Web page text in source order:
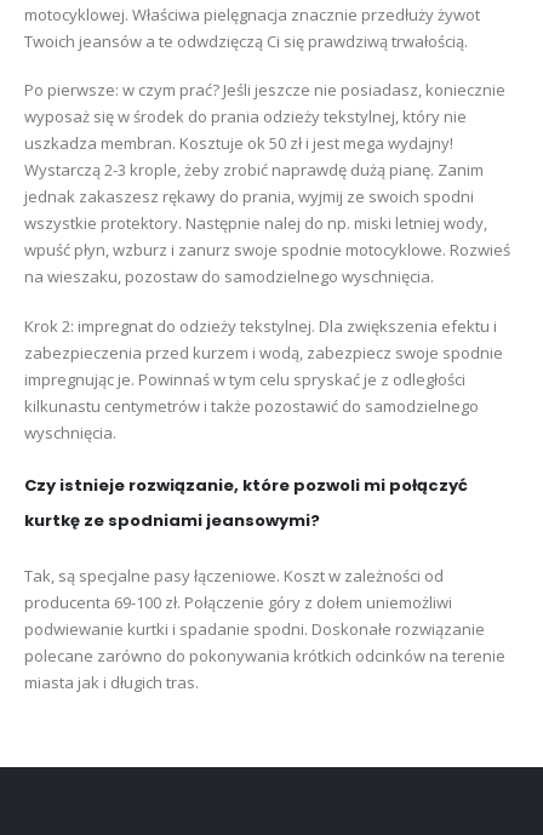
motocyklowej. Właściwa pielęgnacja znacznie przedłuży żywot
Twoich jeansów a te odwdzięczą Ci się prawdziwą trwałością.
Po pierwsze: w czym prać? Jeśli jeszcze nie posiadasz, koniecznie
wyposaż się w środek do prania odzieży tekstylnej, który nie
uszkadza membran. Kosztuje ok 50 zł i jest mega wydajny!
Wystarczą 2-3 krople, żeby zrobić naprawdę dużą pianę. Zanim
jednak zakaszesz rękawy do prania, wyjmij ze swoich spodni
wszystkie protektory. Następnie nalej do np. miski letniej wody,
wpuść płyn, wzburz i zanurz swoje spodnie motocyklowe. Rozwieś
na wieszaku, pozostaw do samodzielnego wyschnięcia.
Krok 2: impregnat do odzieży tekstylnej. Dla zwiększenia efektu i
zabezpieczenia przed kurzem i wodą, zabezpiecz swoje spodnie
impregnując je. Powinnaś w tym celu spryskać je z odległości
kilkunastu centymetrów i także pozostawić do samodzielnego
wyschnięcia.
Czy istnieje rozwiązanie, które pozwoli mi połączyć
kurtkę ze spodniami jeansowymi?
Tak, są specjalne pasy łączeniowe. Koszt w zależności od
producenta 69-100 zł. Połączenie góry z dołem uniemożliwi
podwiewanie kurtki i spadanie spodni. Doskonałe rozwiązanie
polecane zarówno do pokonywania krótkich odcinków na terenie
miasta jak i długich tras.